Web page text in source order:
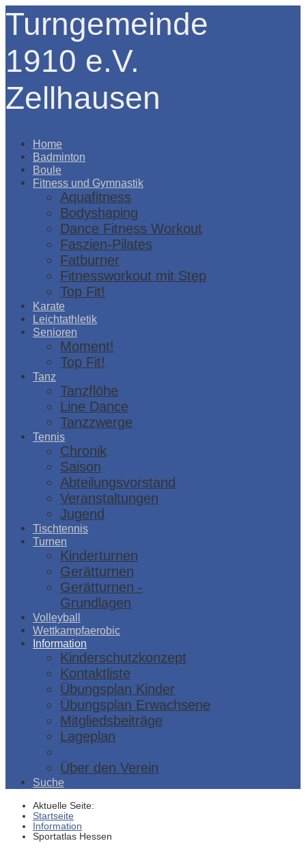
Turngemeinde
1910 e.V.
Zellhausen
Home
Badminton
Boule
Fitness und Gymnastik
Aquafitness
Bodyshaping
Dance Fitness Workout
Faszien-Pilates
Fatburner
Fitnessworkout mit Step
Top Fit!
Karate
Leichtathletik
Senioren
Moment!
Top Fit!
Tanz
Tanzflöhe
Line Dance
Tanzzwerge
Tennis
Chronik
Saison
Abteilungsvorstand
Veranstaltungen
Jugend
Tischtennis
Turnen
Kinderturnen
Gerätturnen
Gerätturnen -
Grundlagen
Volleyball
Wettkampfaerobic
Information
Kinderschutzkonzept
Kontaktliste
Übungsplan Kinder
Übungsplan Erwachsene
Mitgliedsbeiträge
Lageplan
Über den Verein
Suche
Aktuelle Seite:
Startseite
Information
Sportatlas Hessen